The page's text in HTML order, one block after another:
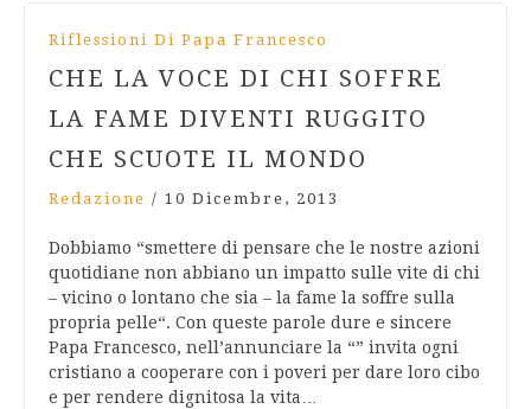
Riflessioni Di Papa Francesco
CHE LA VOCE DI CHI SOFFRE
LA FAME DIVENTI RUGGITO
CHE SCUOTE IL MONDO
Redazione / 10 Dicembre, 2013
Dobbiamo “smettere di pensare che le nostre azioni
quotidiane non abbiano un impatto sulle vite di chi
– vicino o lontano che sia – la fame la soffre sulla
propria pelle“. Con queste parole dure e sincere
Papa Francesco, nell’annunciare la “” invita ogni
cristiano a cooperare con i poveri per dare loro cibo
e per rendere dignitosa la vita…